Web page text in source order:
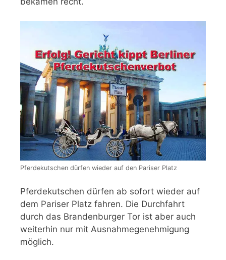
Pferdekutschen dürfen wieder auf den Pariser Platz
Pferdekutschen dürfen ab sofort wieder auf
dem Pariser Platz fahren. Die Durchfahrt
durch das Brandenburger Tor ist aber auch
weiterhin nur mit Ausnahmegenehmigung
möglich.